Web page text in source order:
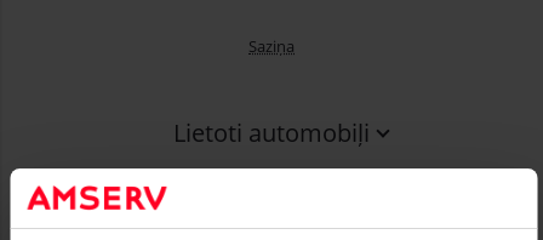
Saziņa
Lietoti automobiļi
Serviss